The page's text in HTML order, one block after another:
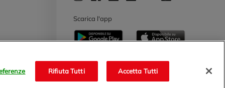
Scarica l'app
Rifiuta Tutti Accetta Tutti